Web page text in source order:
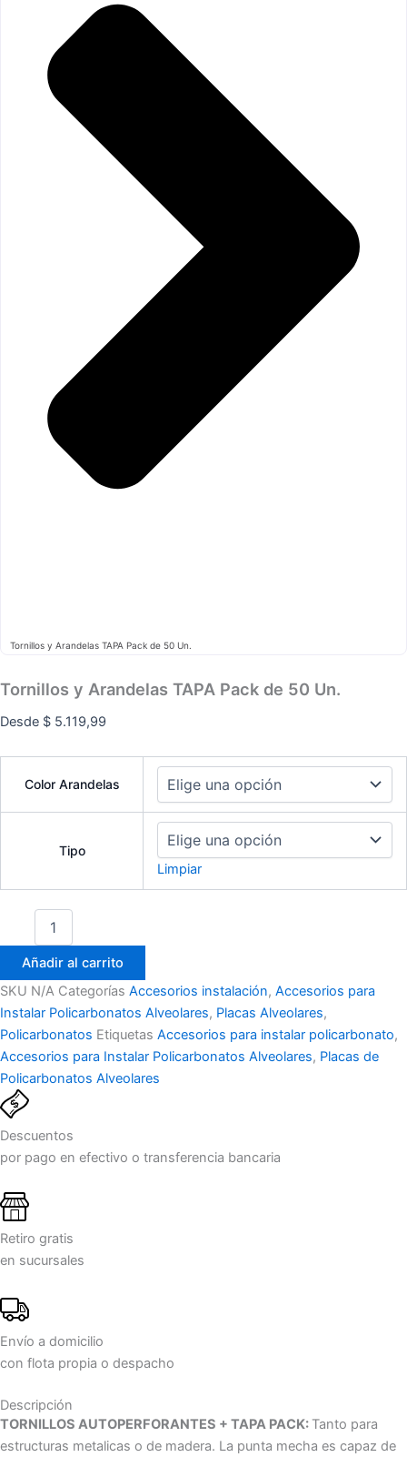
Tornillos y Arandelas TAPA Pack de 50 Un.
Tornillos y Arandelas TAPA Pack de 50 Un.
Desde $ 5.119,99
Color Arandelas
Tipo
Limpiar
Añadir al carrito
SKU N/A Categorías Accesorios instalación, Accesorios para
Instalar Policarbonatos Alveolares, Placas Alveolares,
Policarbonatos Etiquetas Accesorios para instalar policarbonato,
Accesorios para Instalar Policarbonatos Alveolares, Placas de
Policarbonatos Alveolares
Descuentos
por pago en efectivo o transferencia bancaria
Retiro gratis
en sucursales
Envío a domicilio
con flota propia o despacho
Descripción
TORNILLOS AUTOPERFORANTES + TAPA PACK: Tanto para
estructuras metalicas o de madera. La punta mecha es capaz de